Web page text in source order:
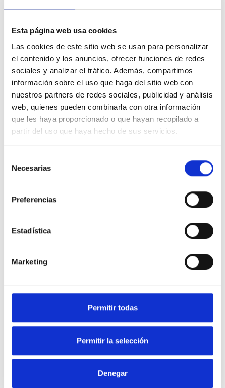
Esta página web usa cookies
Las cookies de este sitio web se usan para personalizar
el contenido y los anuncios, ofrecer funciones de redes
sociales y analizar el tráfico. Además, compartimos
información sobre el uso que haga del sitio web con
nuestros partners de redes sociales, publicidad y análisis
web, quienes pueden combinarla con otra información
que les haya proporcionado o que hayan recopilado a
partir del uso que haya hecho de sus servicios.
Necesarias
Preferencias
Estadística
Marketing
Permitir todas
Permitir la selección
Denegar
Su diseño es muy compacto, reducido de tamaño y con bajo
Acabado con gran diseño y elegancia.
Su acabado es entitanio.
Ocupación de1 elemento.
Gran resistencia frente a rayados.
Pertenece a la
serie NIESSEN OLAS
Asimismo indicar que su orientación debe ser horizontal.
Finalmente indicar que es apto para la instalación en superficie o
para empotrar.
Especificaciones técnicas NIESSEN OLAS 8488 TT
Mecanismos NIESSEN SKY
móviles o regletas en nuestra sección de pequeño material
enchufe Schuko 2P+T Titanio podrás realizar tus instalaciones de una
profesionales en el sector y nuestro personal podrá asesorarte en lo